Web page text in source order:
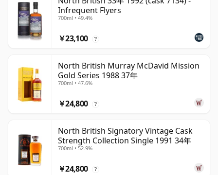
Infrequent Flyers
700ml • 49.4%
￥23,100 ?
North British Murray McDavid Mission
Gold Series 1988 37年
700ml • 47.6%
￥24,800 ?
North British Signatory Vintage Cask
Strength Collection Single 1991 34年
700ml • 52.9%
￥24,800 ?